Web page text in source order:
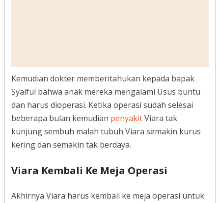
Kemudian dokter memberitahukan kepada bapak
Syaiful bahwa anak mereka mengalami Usus buntu
dan harus dioperasi. Ketika operasi sudah selesai
beberapa bulan kemudian penyakitViara tak
kunjung sembuh malah tubuh Viara semakin kurus
kering dan semakin tak berdaya.
Viara Kembali Ke Meja Operasi
Akhirnya Viara harus kembali ke meja operasi untuk